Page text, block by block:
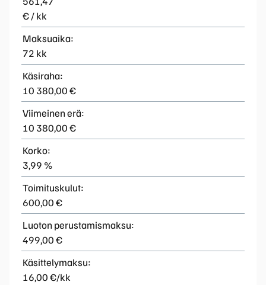
€ / kk
Maksuaika:
72 kk
Käsiraha:
10 380,00 €
Viimeinen erä:
10 380,00 €
Korko:
3,99 %
Toimituskulut:
600,00 €
Luoton perustamismaksu:
499,00 €
Käsittelymaksu:
16,00 €/kk